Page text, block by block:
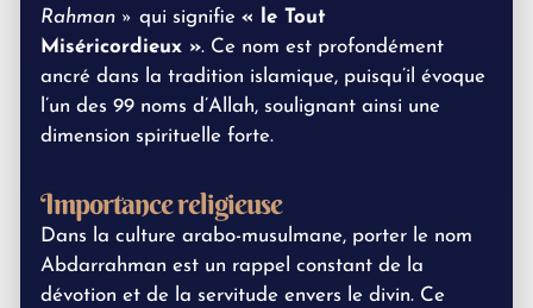
Rahman » qui signifie « le Tout
Miséricordieux ». Ce nom est profondément
ancré dans la tradition islamique, puisqu’il évoque
l’un des 99 noms d’Allah, soulignant ainsi une
dimension spirituelle forte.
Importance religieuse
Dans la culture arabo-musulmane, porter le nom
Abdarrahman est un rappel constant de la
dévotion et de la servitude envers le divin. Ce